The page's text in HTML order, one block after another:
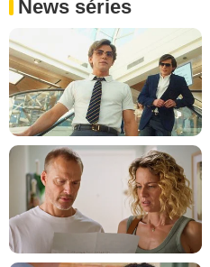
News séries